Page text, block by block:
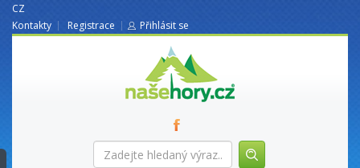
CZ
Kontakty
Registrace Přihlásit se
nasehory.cz
Zadejte
hledaný